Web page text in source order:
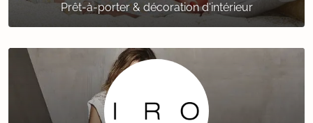
Prêt-à-porter & décoration d'intérieur